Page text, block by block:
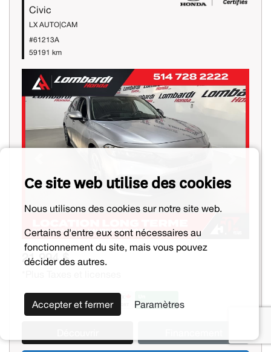
Civic
LX AUTO|CAM
#61213A
59191 km
21 994 $
Ce site web utilise des cookies
Nous utilisons des cookies sur notre site web.
Certains d'entre eux sont nécessaires au
fonctionnement du site, mais vous pouvez
décider des autres.
Accepter et fermer Paramètres